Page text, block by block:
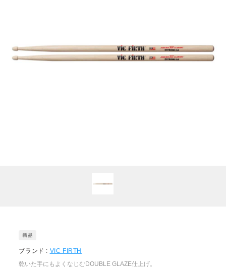
ブランド : VIC FIRTH
乾いた手にもよくなじむDOUBLE GLAZE仕上げ。